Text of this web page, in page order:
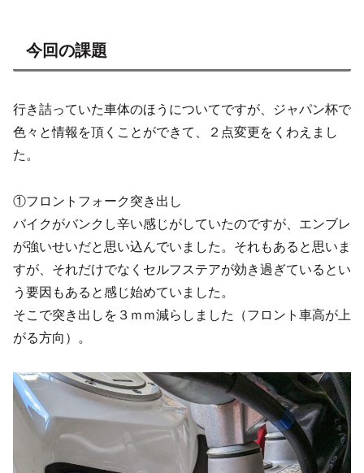
今回の課題
行き詰っていた車体のほうについてですが、ジャパン杯で
色々と情報を頂くことができて、２点変更をくわえまし
た。
①フロントフォーク突き出し
バイクがバンクし辛い感じがしていたのですが、エンブレ
が強いせいだと思い込んでいました。それもあると思いま
すが、それだけでなくセルフステアが効き過ぎているとい
う要因もあると感じ始めていました。
そこで突き出しを３ｍｍ減らしました（フロント車高が上
がる方向）。